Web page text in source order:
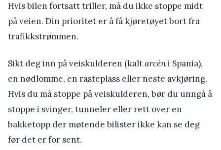
Hvis bilen fortsatt triller, må du ikke stoppe midt
på veien. Din prioritet er å få kjøretøyet bort fra
trafikkstrømmen.
Sikt deg inn på veiskulderen (kaltarcéni Spania),
en nødlomme, en rasteplass eller neste avkjøring.
Hvis du må stoppe på veiskulderen, bør du unngå å
stoppe i svinger, tunneler eller rett over en
bakketopp der møtende bilister ikke kan se deg
før det er for sent.